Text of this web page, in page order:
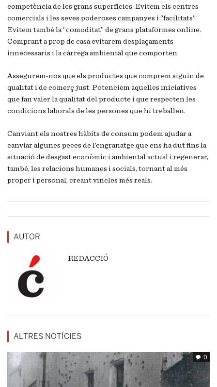
competència de les grans superfícies. Evitem els centres
comercials i les seves poderoses campanyes i “facilitats”.
Evitem també la “comoditat” de grans plataformes online.
Comprant a prop de casa evitarem desplaçaments
innecessaris i la càrrega ambiental que comporten.
Assegurem-nos que els productes que comprem siguin de
qualitat i de comerç just. Potenciem aquelles iniciatives
que fan valer la qualitat del producte i que respecten les
condicions laborals de les persones que hi treballen.
Canviant els nostres hàbits de consum podem ajudar a
canviar algunes peces de l’engranatge que ens ha dut fins la
situació de desgast econòmic i ambiental actual i regenerar,
també, les relacions humanes i socials, tornant al més
proper i personal, creant vincles més reals.
AUTOR
REDACCIÓ
ALTRES NOTÍCIES
0